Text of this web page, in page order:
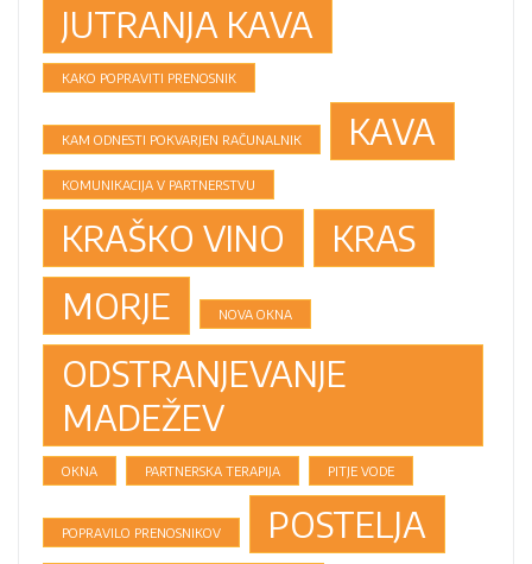
JUTRANJA KAVA
KAKO POPRAVITI PRENOSNIK
KAM ODNESTI POKVARJEN RAČUNALNIK KAVA
KOMUNIKACIJA V PARTNERSTVU
KRAŠKO VINO
KRAS
MORJE
NOVA OKNA
ODSTRANJEVANJE
MADEŽEV
OKNA PARTNERSKA TERAPIJA PITJE VODE
POPRAVILO PRENOSNIKOV
POSTELJA